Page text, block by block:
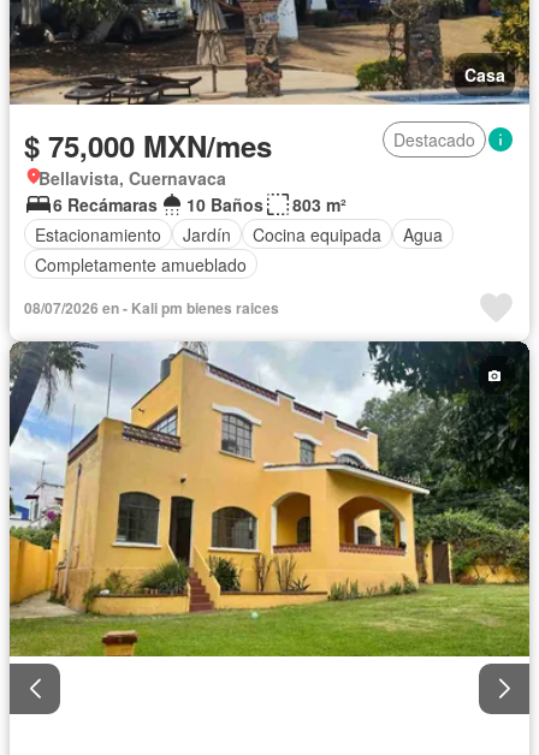
Casa
$ 75,000 MXN/mes
Destacado
Bellavista, Cuernavaca
6 Recámaras
10 Baños
803 m²
Estacionamiento
Jardín Cocina equipada
Agua
Completamente amueblado
08/07/2026 en - Kali pm bienes raices